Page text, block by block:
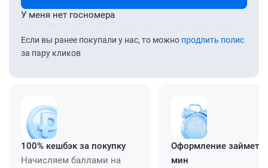
Если вы ранее покупали у нас, то можно продлить полис
за пару кликов
У меня нет госномера
100% кешбэк за покупку
Начисляем баллами на
Оформление займет
мин